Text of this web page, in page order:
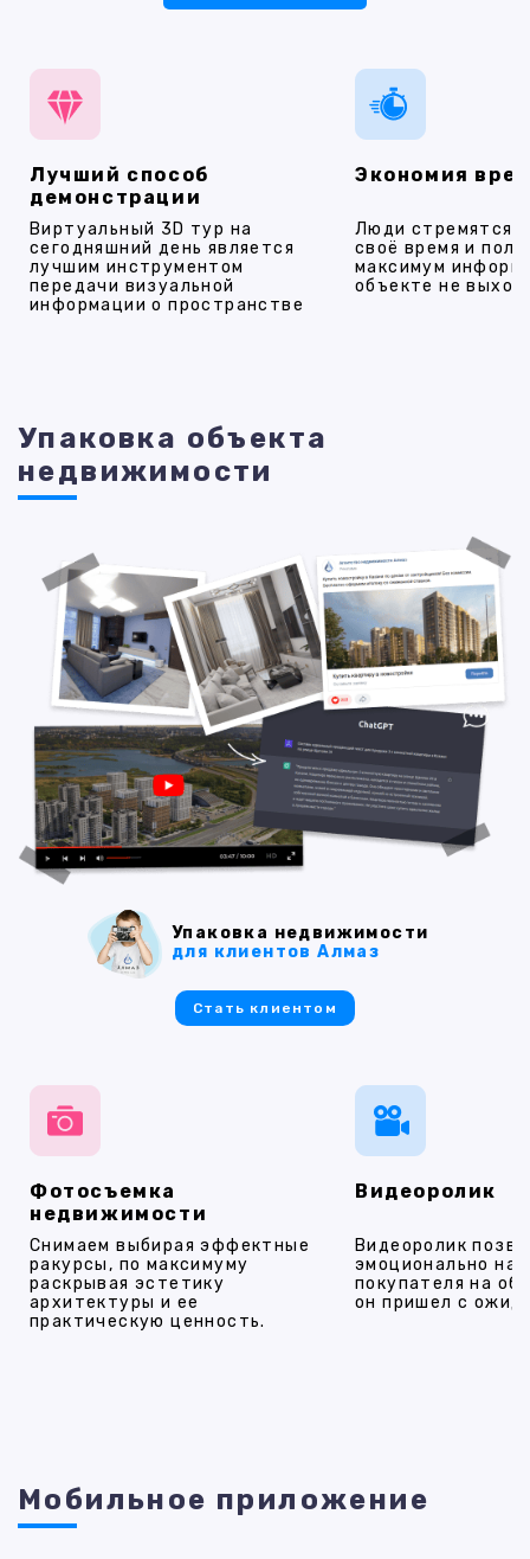
Лучший способ
демонстрации
Виртуальный 3D тур на
сегодняшний день является
лучшим инструментом
передачи визуальной
информации о пространстве
Экономия
Люди стремятся
своё время и
максимум
объекте не
Упаковка объекта
недвижимости
Фотосъемка
недвижимости
Снимаем выбирая эффектные
ракурсы, по максимуму
раскрывая эстетику
архитектуры и ее
практическую ценность.
Видеоролик
Видеоролик
эмоционально
покупателя на
он пришел с
Упаковка недвижимости
для клиентов Алмаз
Стать клиентом
Мобильное приложение